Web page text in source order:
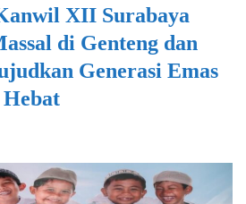
XII Surabaya
di Genteng dan
Generasi Emas
Hebat